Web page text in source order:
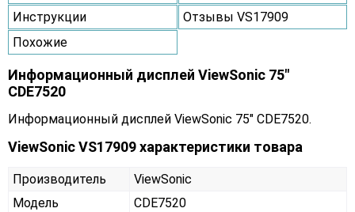
Инструкции
Отзывы VS17909
Похожие
Информационный дисплей ViewSonic 75"
CDE7520
Информационный дисплей ViewSonic 75" CDE7520.
ViewSonic VS17909 характеристики товара
Производитель
ViewSonic
Модель
CDE7520